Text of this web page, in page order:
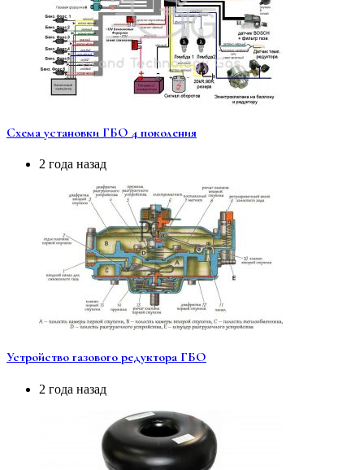
Схема установки ГБО 4 поколения
2 года назад
Устройство газового редуктора ГБО
2 года назад